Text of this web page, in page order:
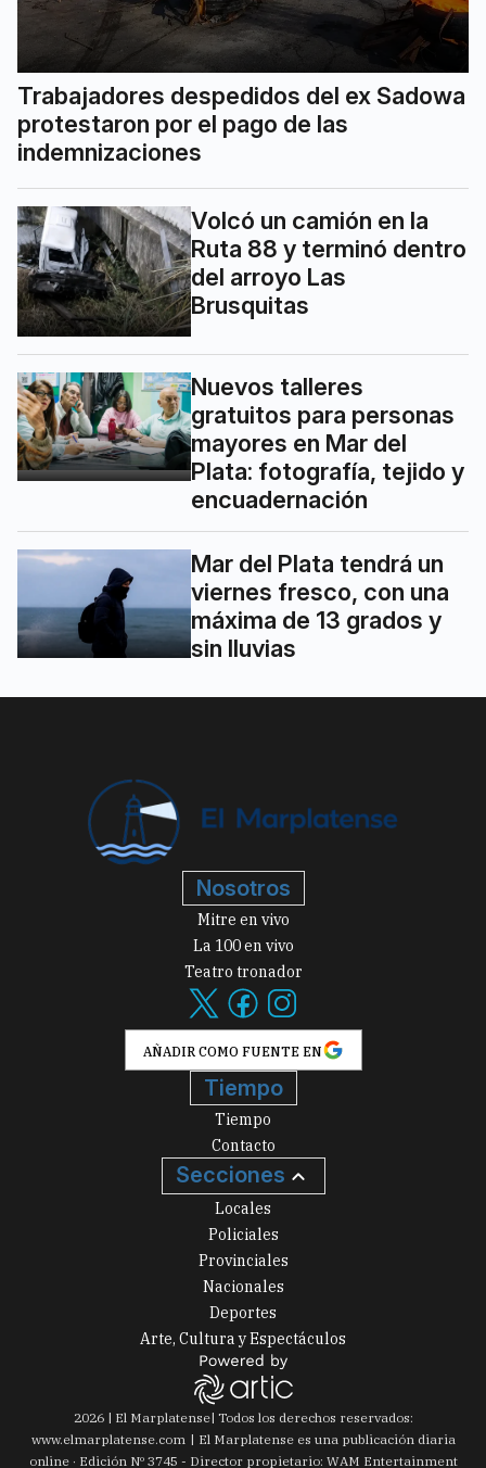
Trabajadores despedidos del ex Sadowa
protestaron por el pago de las
indemnizaciones
Volcó un camión en la
Ruta 88 y terminó dentro
del arroyo Las
Brusquitas
Nuevos talleres
gratuitos para personas
mayores en Mar del
Plata: fotografía, tejido y
encuadernación
Mar del Plata tendrá un
viernes fresco, con una
máxima de 13 grados y
sin lluvias
Nosotros
Mitre en vivo
La 100 en vivo
Teatro tronador
AÑADIR COMO FUENTE EN
Tiempo
Tiempo
Contacto
Secciones
Locales
Policiales
Provinciales
Nacionales
Deportes
Arte, Cultura y Espectáculos
2026| El Marplatense| Todos los derechos reservados:
www.elmarplatense.com
El Marplatense es una publicación diaria
online · Edición Nº 3745 - Director propietario: WAM Entertainment